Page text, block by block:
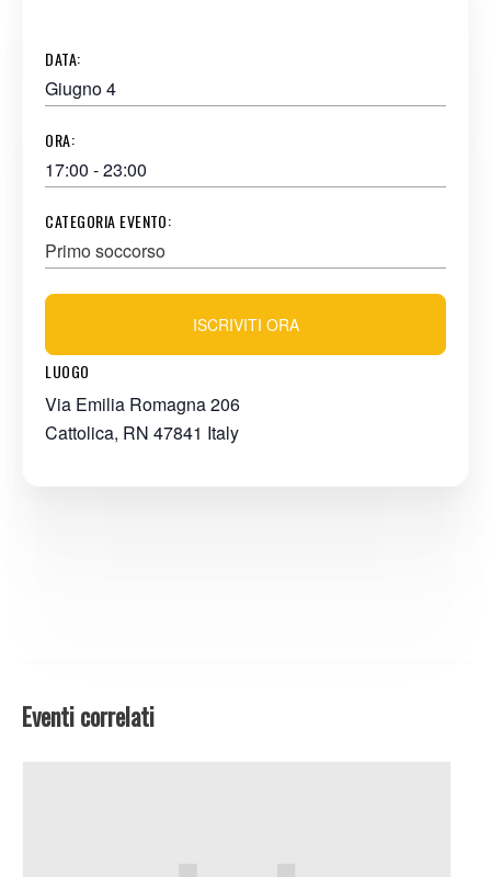
DATA:
Giugno 4
ORA:
17:00 - 23:00
CATEGORIA EVENTO:
Primo soccorso
LUOGO
Via Emilia Romagna 206
Cattolica, RN 47841 Italy
ISCRIVITI ORA
Eventi correlati